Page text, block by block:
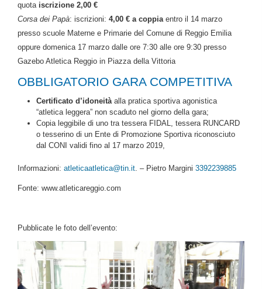
quota iscrizione 2,00 €
Corsa dei Papà: iscrizioni: 4,00 € a coppiaentro il 14 marzo
presso scuole Materne e Primarie del Comune di Reggio Emilia
oppure domenica 17 marzo dalle ore 7:30 alle ore 9:30 presso
Gazebo Atletica Reggio in Piazza della Vittoria
OBBLIGATORIO GARA COMPETITIVA
Certificato d’idoneitàalla pratica sportiva agonistica
“atletica leggera” non scaduto nel giorno della gara;
Copia leggibile di uno tra tessera FIDAL, tessera RUNCARD
o tesserino di un Ente di Promozione Sportiva riconosciuto
dal CONI validi fino al 17 marzo 2019,
Informazioni: atleticaatletica@tin.it. – Pietro Margini 3392239885
Fonte: www.atleticareggio.com
Pubblicate le foto dell’evento: